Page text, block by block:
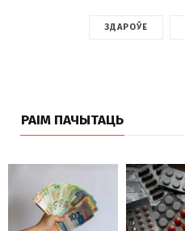
ЗДАРОЎЕ
РАІМ ПАЧЫТАЦЬ